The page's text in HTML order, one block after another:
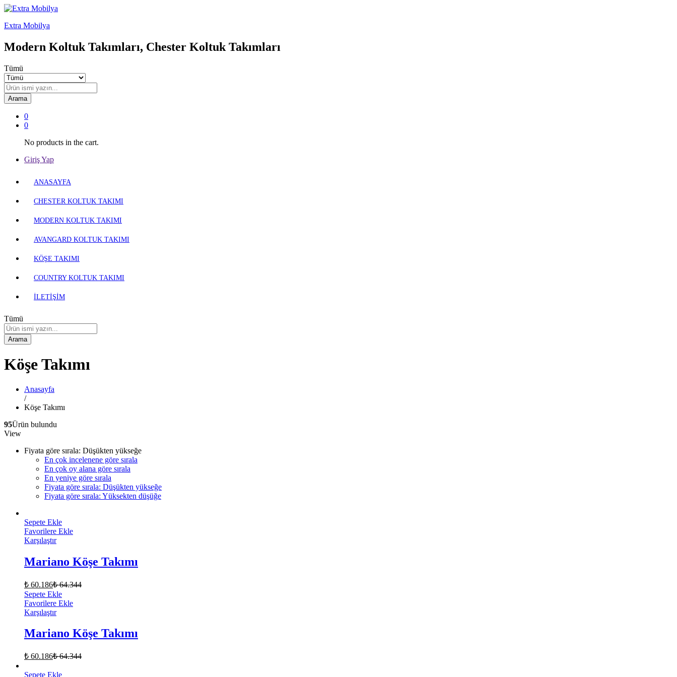
Extra Mobilya
Modern Koltuk Takımları, Chester Koltuk Takımları
Tümü
Arama
0
0
No products in the cart.
Giriş Yap
ANASAYFA
CHESTER KOLTUK TAKIMI
MODERN KOLTUK TAKIMI
AVANGARD KOLTUK TAKIMI
KÖŞE TAKIMI
COUNTRY KOLTUK TAKIMI
İLETİŞİM
Tümü
Arama
Köşe Takımı
Anasayfa
/
Köşe Takımı
95Ürün bulundu
View
Fiyata göre sırala: Düşükten yükseğe
En çok incelenene göre sırala
En çok oy alana göre sırala
En yeniye göre sırala
Fiyata göre sırala: Düşükten yükseğe
Fiyata göre sırala: Yüksekten düşüğe
Sepete Ekle
Favorilere Ekle
Karşılaştır
Mariano Köşe Takımı
₺ 60.186₺64.344
Sepete Ekle
Favorilere Ekle
Karşılaştır
Mariano Köşe Takımı
₺ 60.186₺64.344
Sepete Ekle